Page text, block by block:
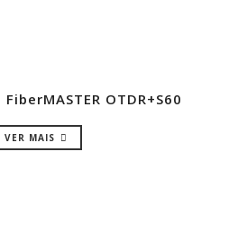
OTDR+S60
VER MAIS